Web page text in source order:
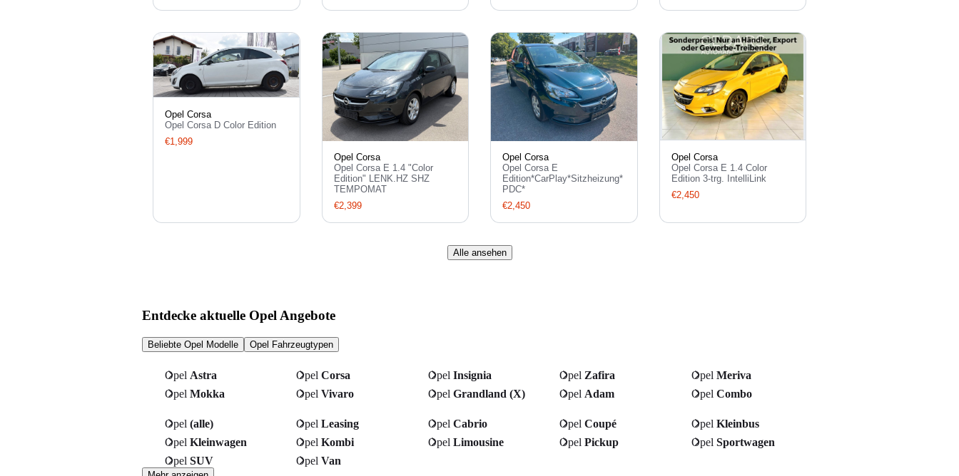
Opel Corsa
Opel Corsa D Color Edition
€1,999
Opel Corsa
Opel Corsa E 1.4 "Color
Edition" LENK.HZ SHZ
TEMPOMAT
€2,399
Opel Corsa
Opel Corsa E
Edition*CarPlay*Sitzheizung*
PDC*
€2,450
Opel Corsa
Opel Corsa E 1.4 Color
Edition 3-trg. IntelliLink
€2,450
Alle ansehen
Entdecke aktuelle Opel Angebote
Beliebte Opel Modelle Opel Fahrzeugtypen
Opel Astra OpelCorsa Opel Insignia Opel Zafira Opel Meriva
Opel Mokka OpelVivaro Opel Grandland (X) Opel Adam Opel Combo
Opel (alle) OpelLeasing Opel Cabrio OpelCoupé Opel Kleinbus
Opel Kleinwagen OpelKombi Opel Limousine OpelPickup Opel Sportwagen
Opel SUV OpelVan